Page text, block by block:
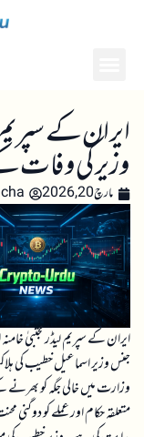
ایران کے
وزیر کی وفات
مارچ 20, 2026
ایران کے سپریم لیڈر مجتبیٰ
جنس وزیر اسماعیل خطیب کی
وزارت میں خالی جگہ کو
متعلقہ حکام اور عملے کو دوگنی